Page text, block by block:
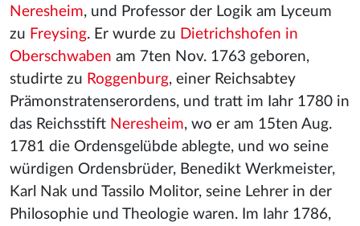
Neresheim, und Professor der Logik am Lyceum
zu Freysing. Er wurde zu Dietrichshofen in
Oberschwaben am 7ten Nov. 1763 geboren,
studirte zu Roggenburg, einer Reichsabtey
Prämonstratenserordens, und tratt im Iahr 1780 in
das Reichsstift Neresheim, wo er am 15ten Aug.
1781 die Ordensgelübde ablegte, und wo seine
würdigen Ordensbrüder, Benedikt Werkmeister,
Karl Nak und Tassilo Molitor, seine Lehrer in der
Philosophie und Theologie waren. Im Iahr 1786,